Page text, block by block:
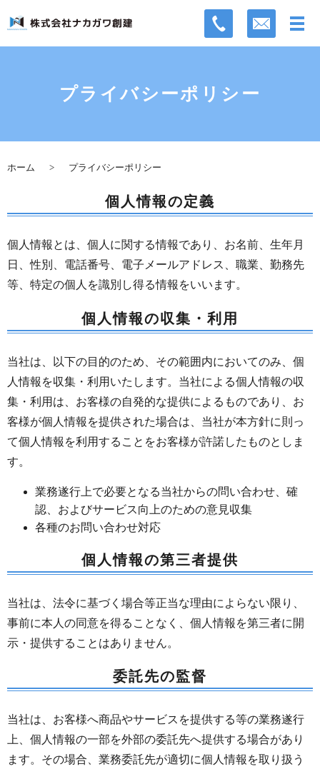
プライバシーポリシー
ホーム プライバシーポリシー
個人情報の定義
個人情報とは、個人に関する情報であり、お名前、生年月
日、性別、電話番号、電子メールアドレス、職業、勤務先
等、特定の個人を識別し得る情報をいいます。
個人情報の収集・利用
当社は、以下の目的のため、その範囲内においてのみ、個
人情報を収集・利用いたします。当社による個人情報の収
集・利用は、お客様の自発的な提供によるものであり、お
客様が個人情報を提供された場合は、当社が本方針に則っ
て個人情報を利用することをお客様が許諾したものとしま
す。
業務遂行上で必要となる当社からの問い合わせ、確
認、およびサービス向上のための意見収集
各種のお問い合わせ対応
個人情報の第三者提供
当社は、法令に基づく場合等正当な理由によらない限り、
事前に本人の同意を得ることなく、個人情報を第三者に開
示・提供することはありません。
委託先の監督
当社は、お客様へ商品やサービスを提供する等の業務遂行
上、個人情報の一部を外部の委託先へ提供する場合があり
ます。その場合、業務委託先が適切に個人情報を取り扱う